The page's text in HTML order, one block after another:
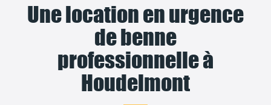
Une location en urgence
de benne
professionnelle à
Houdelmont